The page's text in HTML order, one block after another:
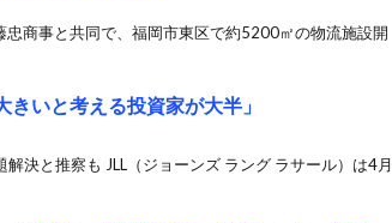
商事と共同で、福岡市東区で約5200㎡の物流施設開
いと考える投資家が大半」
決と推察も JLL（ジョーンズ ラング ラサール）は4月